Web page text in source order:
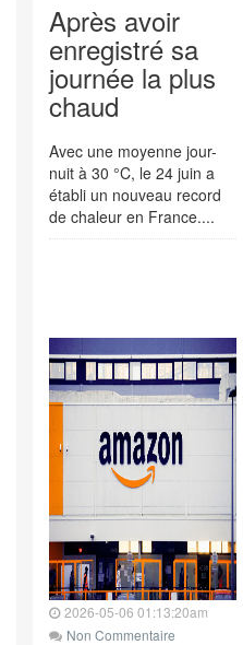
Après avoir
enregistré sa
journée la plus
chaud
Avec une moyenne jour-
nuit à 30 °C, le 24 juin a
établi un nouveau record
de chaleur en France....
2026-05-06 01:13:20am
Non Commentaire